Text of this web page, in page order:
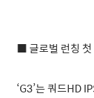
■ 글로벌 런칭
‘G3’는 쿼드HD